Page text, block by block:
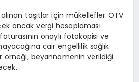
taşıtlar için mükellefler ÖTV
ancak vergi hesaplaması
onaylı fotokopisi ve
dair engellilik sağlık
örneği, beyannamenin verildiği